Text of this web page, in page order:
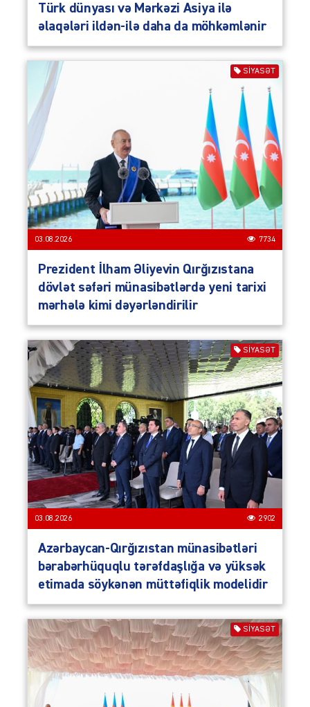
Türk dünyası və Mərkəzi Asiya ilə
əlaqələri ildən-ilə daha da möhkəmlənir
SIYASƏT
03.08.2026 7734
Prezident İlham Əliyevin Qırğızıstana
dövlət səfəri münasibətlərdə yeni tarixi
mərhələ kimi dəyərləndirilir
SIYASƏT
03.08.2026 2902
Azərbaycan-Qırğızıstan münasibətləri
bərabərhüquqlu tərəfdaşlığa və yüksək
etimada söykənən müttəfiqlik modelidir
SIYASƏT